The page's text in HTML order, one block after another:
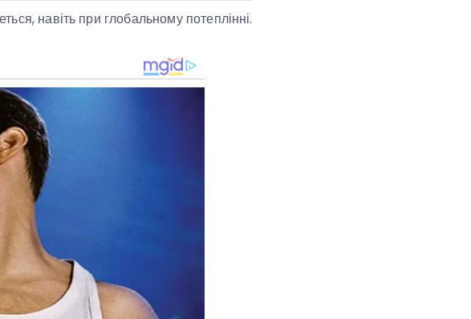
навіть при глобальному потеплінні.